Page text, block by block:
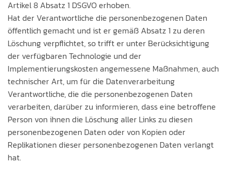
Artikel 8 Absatz 1 DSGVO erhoben.
Hat der Verantwortliche die personenbezogenen Daten
öffentlich gemacht und ist er gemäß Absatz 1 zu deren
Löschung verpflichtet, so trifft er unter Berücksichtigung
der verfügbaren Technologie und der
Implementierungskosten angemessene Maßnahmen, auch
technischer Art, um für die Datenverarbeitung
Verantwortliche, die die personenbezogenen Daten
verarbeiten, darüber zu informieren, dass eine betroffene
Person von ihnen die Löschung aller Links zu diesen
personenbezogenen Daten oder von Kopien oder
Replikationen dieser personenbezogenen Daten verlangt
hat.